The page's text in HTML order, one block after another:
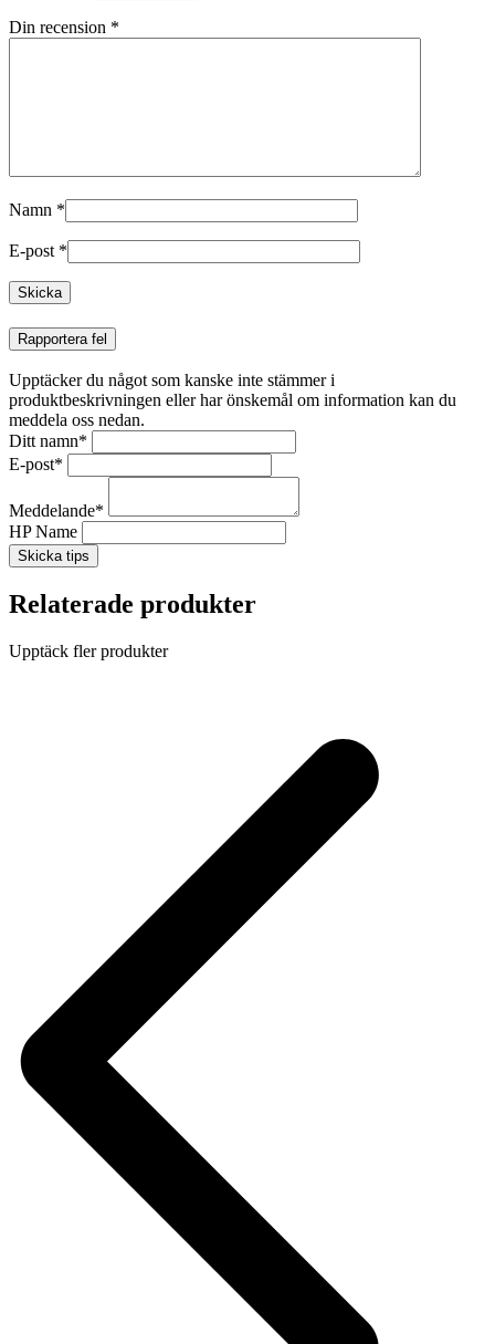
Din recension *
Namn *
E-post *
Rapportera fel
Upptäcker du något som kanske inte stämmer i
produktbeskrivningen eller har önskemål om information kan du
meddela oss nedan.
Ditt namn*
E-post*
Meddelande*
HP Name
Skicka tips
Relaterade produkter
Upptäck fler produkter